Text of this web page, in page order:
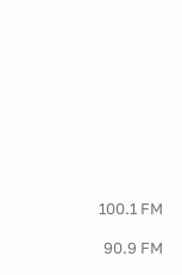
100.1 FM
90.9 FM